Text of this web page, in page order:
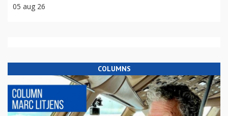
05 aug 26
COLUMNS